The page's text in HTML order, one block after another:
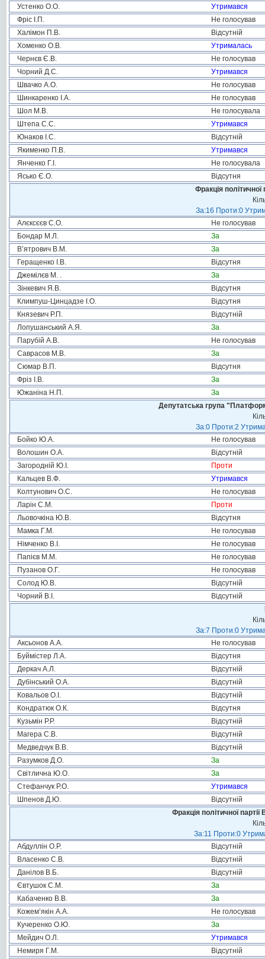
Устенко О.О.
Утримався
Фріс І.П.
Не голосував
Халімон П.В.
Відсутній
Хоменко О.В.
Утрималась
Чернєв Є.В.
Не голосував
Чорний Д.С.
Утримався
Швачко А.О.
Не голосував
Шинкаренко І.А.
Не голосував
Шол М.В.
Не голосувала
Штепа С.С.
Утримався
Юнаков І.С.
Відсутній
Якименко П.В.
Утримався
Янченко Г.І.
Не голосувала
Ясько Є.О.
Відсутня
Фракція
За:16 Проти:0
Алєксєєв С.О.
Не голосував
Бондар М.Л.
За
В’ятрович В.М.
За
Геращенко І.В.
Відсутня
Джемілєв М. .
За
Зінкевич Я.В.
Відсутня
Климпуш-Цинцадзе І.О.
Відсутня
Князевич Р.П.
Відсутній
Лопушанський А.Я.
За
Парубій А.В.
Не голосував
Саврасов М.В.
За
Сюмар В.П.
Відсутня
Фріз І.В.
За
Южаніна Н.П.
За
Депутатська група
За:0 Проти:2
Бойко Ю.А.
Не голосував
Волошин О.А.
Відсутній
Загородній Ю.І.
Проти
Кальцев В.Ф.
Утримався
Колтунович О.С.
Не голосував
Ларін С.М.
Проти
Льовочкіна Ю.В.
Відсутня
Мамка Г.М.
Не голосував
Німченко В.І.
Не голосував
Папієв М.М.
Не голосував
Пузанов О.Г.
Не голосував
Солод Ю.В.
Відсутній
Чорний В.І.
Відсутній
За:7 Проти:0
Аксьонов А.А.
Не голосував
Буймістер Л.А.
Відсутня
Деркач А.Л.
Відсутній
Дубінський О.А.
Відсутній
Ковальов О.І.
Відсутній
Кондратюк О.К.
Відсутня
Кузьмін Р.Р.
Відсутній
Магера С.В.
Відсутній
Медведчук В.В.
Відсутній
Разумков Д.О.
За
Світлична Ю.О.
За
Стефанчук Р.О.
Утримався
Шпенов Д.Ю.
Відсутній
Фракція політичної
За:11 Проти:0
Абдуллін О.Р.
Відсутній
Власенко С.В.
Відсутній
Данілов В.Б.
Відсутній
Євтушок С.М.
За
Кабаченко В.В.
За
Кожем’якін А.А.
Не голосував
Кучеренко О.Ю.
За
Мейдич О.Л.
Утримався
Немиря Г.М.
Відсутній